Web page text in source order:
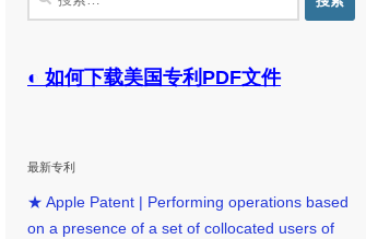
索：
◐ 如何下载美国专利PDF文件
最新专利
★ Apple Patent | Performing operations based
on a presence of a set of collocated users of